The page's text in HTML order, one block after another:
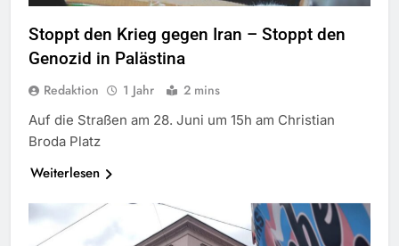
Stoppt den Krieg gegen Iran – Stoppt den
Genozid in Palästina
Redaktion 1 Jahr 2 mins
Auf die Straßen am 28. Juni um 15h am Christian
Broda Platz
Weiterlesen